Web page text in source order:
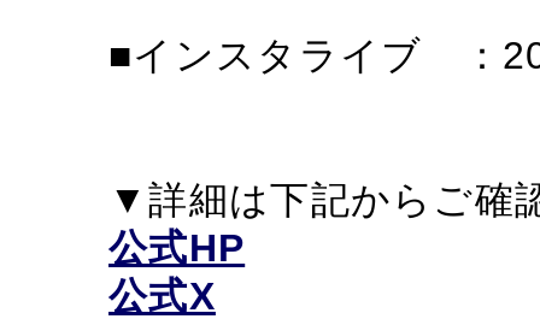
■インスタライブ ：
▼詳細は下記からご確
公式HP
公式X